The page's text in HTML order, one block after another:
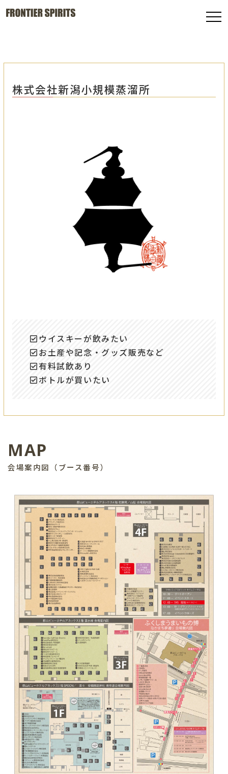
株式会社新潟小規模蒸溜所
ウイスキーが飲みたい
お土産や記念・グッズ販売など
有料試飲あり
ボトルが買いたい
MAP
会場案内図（ブース番号）